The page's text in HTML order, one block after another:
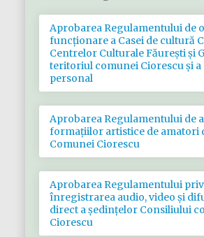
Aprobarea Regulamentului de
funcționare a Casei de cultură
Centrelor Culturale Făurești și
teritoriul comunei Ciorescu și a
personal
Aprobarea Regulamentului de
formațiilor artistice de amatori
Comunei Ciorescu
Aprobarea Regulamentului
înregistrarea audio, video și
direct a ședințelor Consiliului
Ciorescu